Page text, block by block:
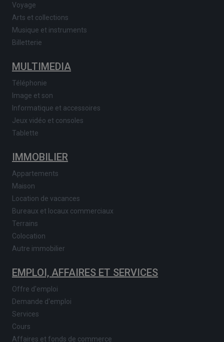
Voyage
Arts et collections
Musique et instruments
Billetterie
MULTIMEDIA
Téléphonie
Image et son
Informatique et accessoires
Jeux vidéo et consoles
Tablette
IMMOBILIER
Appartements
Maison
Location de vacances
Bureaux et locaux commerciaux
Terrains
Colocation
Autre immobilier
EMPLOI, AFFAIRES ET SERVICES
Offre d'emploi
Demande d'emploi
Services
Cours
Affaires et fonds de commerce